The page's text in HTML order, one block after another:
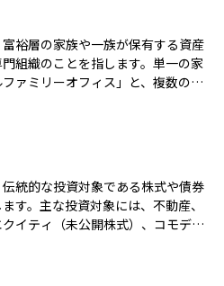
ジファンドなど多様な投資手段を
スイスやシンガポールなど、プラ
た地域も存在します。
裕層の家族や一族が保有する資産
組織のことを指します。単一の家
ァミリーオフィス」と、複数の富
る点が特徴です。特に、莫大な資
を超えた資産承継の戦略を策定す
統的な投資対象である株式や債券
す。主な投資対象には、不動産、
イティ（未公開株式）、コモディ